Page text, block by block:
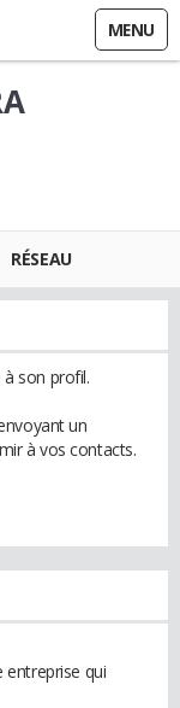
MENU
RÉSEAU
son profil.
un
à vos contacts.
entreprise qui